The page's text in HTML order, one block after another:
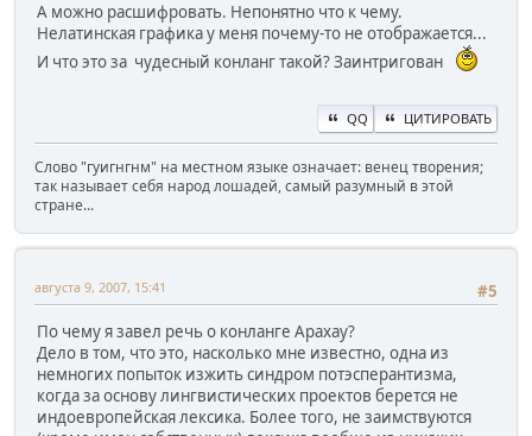
А можно расшифровать. Непонятно что к чему.
Нелатинская графика у меня почему-то не отображается...
И что это за чудесный конланг такой? Заинтригован
QQ ЦИТИРОВАТЬ
Слово "гуигнгнм" на местном языке означает: венец творения;
так называет себя народ лошадей, самый разумный в этой
стране...
#5
августа 9, 2007, 15:41
По чему я завел речь о конланге Арахау?
Дело в том, что это, насколько мне известно, одна из
немногих попыток изжить синдром потэсперантизма,
когда за основу лингвистических проектов берется не
индоевропейская лексика. Более того, не заимствуются